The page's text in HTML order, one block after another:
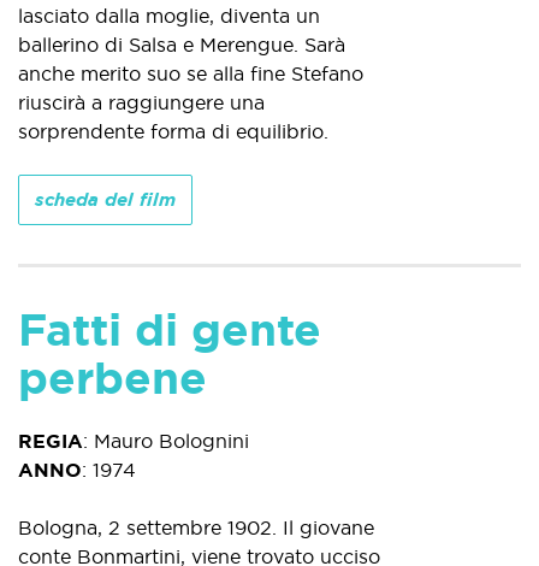
lasciato dalla moglie, diventa un
ballerino di Salsa e Merengue. Sarà
anche merito suo se alla fine Stefano
riuscirà a raggiungere una
sorprendente forma di equilibrio.
scheda del film
Fatti di gente
perbene
REGIA: Mauro Bolognini
ANNO: 1974
Bologna, 2 settembre 1902. Il giovane
conte Bonmartini, viene trovato ucciso